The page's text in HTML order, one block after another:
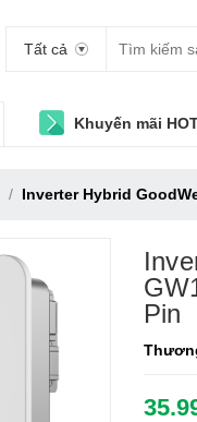
Tất cả
Khuyến mãi
Inverter Hybrid
Pin